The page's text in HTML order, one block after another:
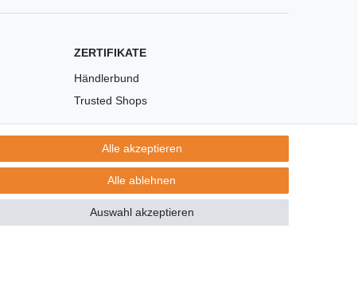
ZERTIFIKATE
Händlerbund
Trusted Shops
Alle akzeptieren
Alle ablehnen
Auswahl akzeptieren